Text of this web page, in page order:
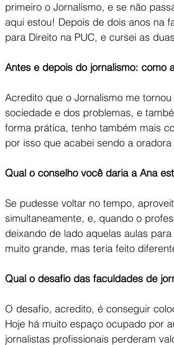
primeiro o Jornalismo, e se não
aqui estou! Depois de dois anos na
para Direito na PUC, e cursei as
Antes e depois do jornalismo: como
Acredito que o Jornalismo me
sociedade e dos problemas, e
forma prática, tenho também mais
por isso que acabei sendo a
Qual o conselho você daria a Ana
Se pudesse voltar no tempo,
simultaneamente, e, quando o
deixando de lado aquelas aulas
muito grande, mas teria feito
Qual o desafio das faculdades de
O desafio, acredito, é conseguir
Hoje há muito espaço ocupado por
jornalistas profissionais perderam